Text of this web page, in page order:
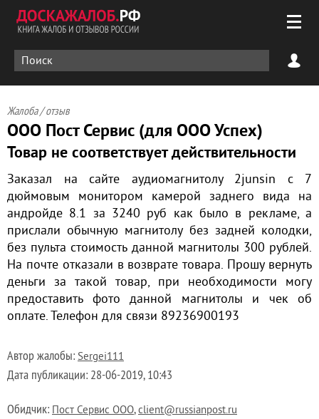
Жалоба / отзыв
ООО Пост Сервис (для ООО Успех)
Товар не соответствует действительности
Заказал на сайте аудиомагнитолу 2junsin с 7
дюймовым монитором камерой заднего вида на
андройде 8.1 за 3240 руб как было в рекламе, а
прислали обычную магнитолу без задней колодки,
без пульта стоимость данной магнитолы 300 рублей.
На почте отказали в возврате товара. Прошу вернуть
деньги за такой товар, при необходимости могу
предоставить фото данной магнитолы и чек об
оплате. Телефон для связи 89236900193
Автор жалобы: Sergei111
Дата публикации: 28-06-2019, 10:43
Обидчик: Пост Сервис ООО,client@russianpost.ru